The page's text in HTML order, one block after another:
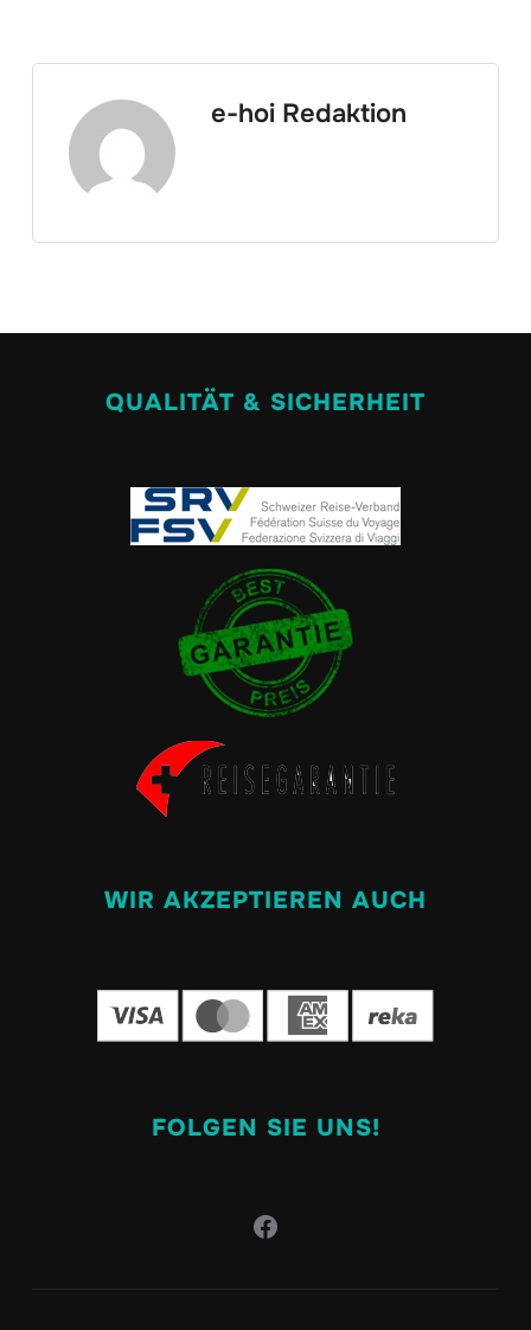
e-hoi Redaktion
QUALITÄT & SICHERHEIT
WIR AKZEPTIEREN AUCH
FOLGEN SIE UNS!
Facebook